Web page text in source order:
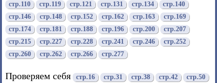
стр.110
стр.119 стр.121 стр.131 стр.134
стр.140
стр.146
стр.148 стр.152 стр.162 стр.163
стр.169
стр.174
стр.181 стр.188 стр.196 стр.200
стр.207
стр.215
стр.227 стр.228 стр.241 стр.246
стр.252
стр.260
стр.262 стр.266 стр.277
Проверяем себя стр.16 стр.31 стр.38 стр.42 стр.50